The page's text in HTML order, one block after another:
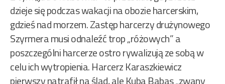
dzieje się podczas wakacji na obozie harcerskim,
gdzieś nad morzem. Zastęp harcerzy drużynowego
Szyrmera musi odnaleźć trop „różowych” a
poszczególni harcerze ostro rywalizują ze sobą w
celu ich wytropienia. Harcerz Karaszkiewicz
pierwszy natrafił na ślad, ale Kuba Babas „zwany